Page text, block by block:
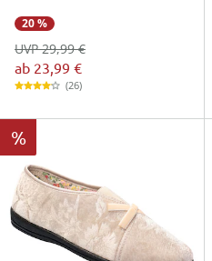
20 %
ab 23,99 €
UVP 29,99 €
(26)
%